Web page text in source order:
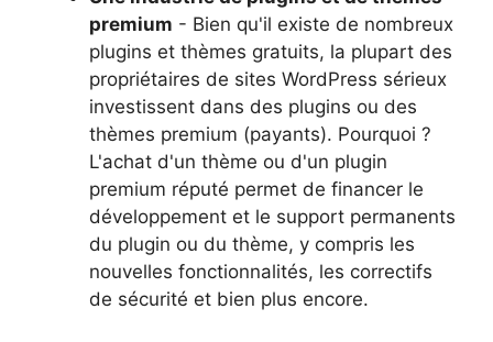
premium - Bien qu'il existe de nombreux
plugins et thèmes gratuits, la plupart des
propriétaires de sites WordPress sérieux
investissent dans des plugins ou des
thèmes premium (payants). Pourquoi ?
L'achat d'un thème ou d'un plugin
premium réputé permet de financer le
développement et le support permanents
du plugin ou du thème, y compris les
nouvelles fonctionnalités, les correctifs
de sécurité et bien plus encore.